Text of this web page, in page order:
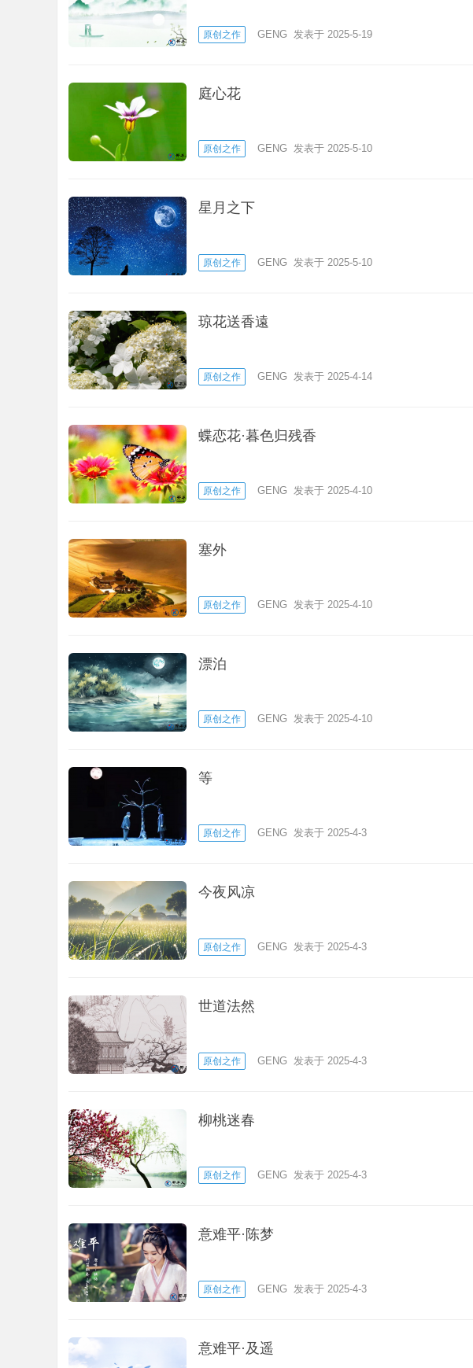
原创之作 GENG 发表于 2025-5-19
庭心花
原创之作 GENG 发表于 2025-5-10
星月之下
原创之作 GENG 发表于 2025-5-10
琼花送香遠
原创之作 GENG 发表于 2025-4-14
蝶恋花·暮色归残香
原创之作 GENG 发表于 2025-4-10
塞外
原创之作 GENG 发表于 2025-4-10
漂泊
原创之作 GENG 发表于 2025-4-10
等
原创之作 GENG 发表于 2025-4-3
今夜风凉
原创之作 GENG 发表于 2025-4-3
世道法然
原创之作 GENG 发表于 2025-4-3
柳桃迷春
原创之作 GENG 发表于 2025-4-3
意难平·陈梦
原创之作 GENG 发表于 2025-4-3
意难平·及遥